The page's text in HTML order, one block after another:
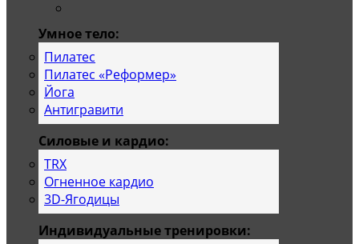
Умное тело:
Пилатес
Пилатес «Реформер»
Йога
Антигравити
Силовые и кардио:
TRX
Огненное кардио
3D-Ягодицы
Индивидуальные тренировки: